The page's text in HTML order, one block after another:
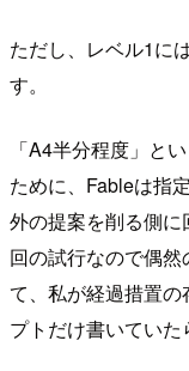
ただし、レベル1に
す。
「A4半分程度」と
ために、Fableは指
外の提案を削る側
回の試行なので偶
て、私が経過措置
プトだけ書いていた